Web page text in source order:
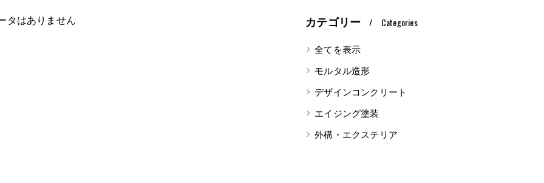
タはありません カテゴリー Categories
全てを表示
モルタル造形
デザインコンクリート
エイジング塗装
外構・エクステリア